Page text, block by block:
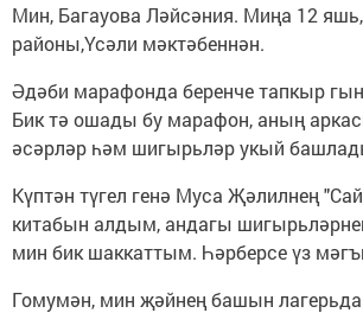
Мин, Багауова Ләйсәния. Миңа 12
районы,Үсәли мәктәбеннән.
Әдәби марафонда беренче тапкыр
Бик тә ошады бу марафон, аның
әсәрләр һәм шигырьләр укый
Күптән түгел генә Муса Җәлилнең
китабын алдым, андагы
мин бик шаккаттым. Һәрберсе үз
Гомумән, мин җәйнең башын